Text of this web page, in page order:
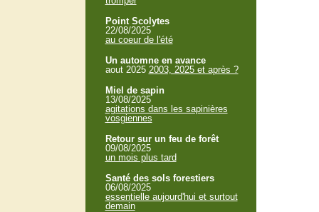
Point Scolytes
22/08/2025
au coeur de l'été
Un automne en avance
aout 2025 2003, 2025 et après ?
Miel de sapin
13/08/2025
agitations dans les sapinières
vosgiennes
Retour sur un feu de forêt
09/08/2025
un mois plus tard
Santé des sols forestiers
06/08/2025
essentielle aujourd'hui et surtout
demain